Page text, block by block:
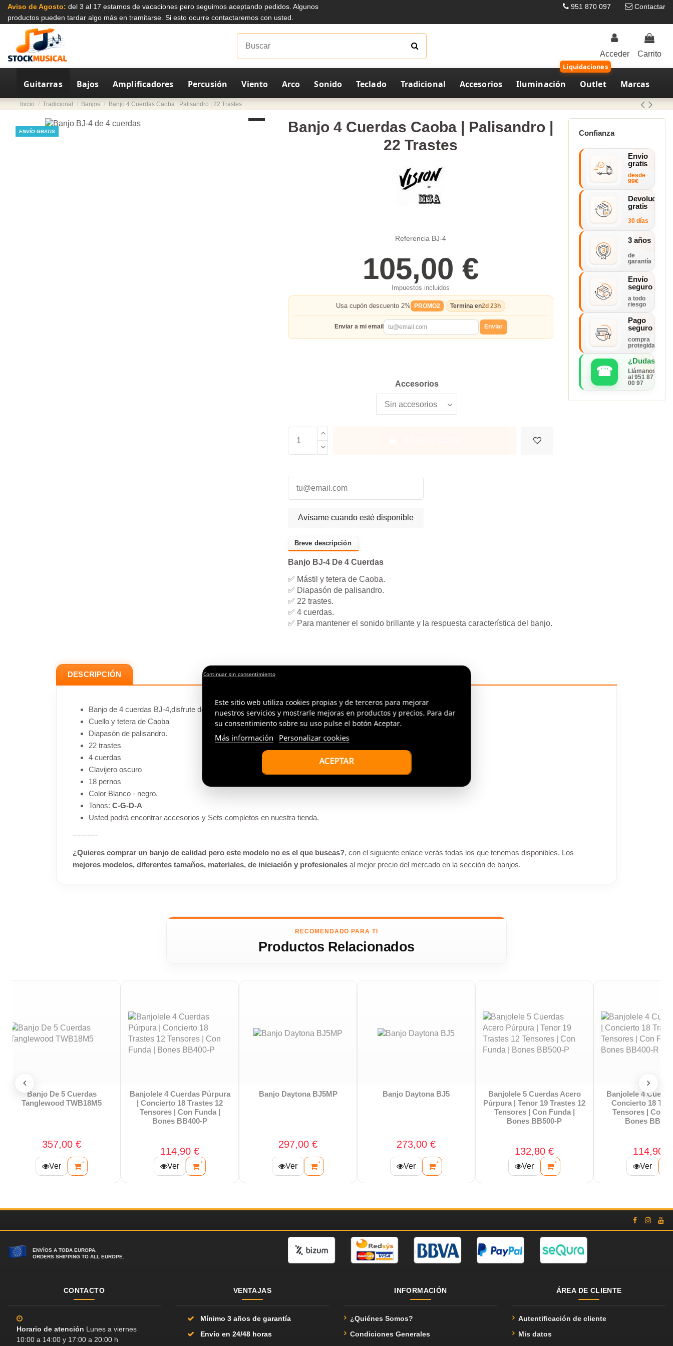
Aviso de Agosto: del 3 al 17 estamos de vacaciones pero seguimos aceptando pedidos. Algunos
productos pueden tardar algo más en tramitarse. Si esto ocurre contactaremos con usted.
951 870 097 Contactar
Acceder Carrito
Guitarras Bajos Amplificadores Percusión Viento Arco Sonido Teclado Tradicional Accesorios Iluminación Outlet
Liquidaciones
Marcas
Inicio Tradicional Banjos Banjo 4 Cuerdas Caoba | Palisandro | 22 Trastes
ENVÍO GRATIS
Banjo 4 Cuerdas Caoba | Palisandro |
22 Trastes
Referencia BJ-4
105,00 €
Impuestos incluidos
Usa cupón descuento 2% PROMO2 Termina en2d 23h
Enviar a mi email Enviar
Accesorios
Banjo BJ-4 De 4 Cuerdas
✅ Mástil y tetera de Caoba.
✅ Diapasón de palisandro.
✅ 22 trastes.
✅ 4 cuerdas.
✅ Para mantener el sonido brillante y la respuesta característica del banjo.
Confianza
Envío
gratis
desde
99€
gratis
30 días
3 años
de
garantía
Envío
seguro
a todo
riesgo
Pago
seguro
compra
protegida
☎
¿Dudas?
Llámanos
al 951 87
00 97
DESCRIPCIÓN
Banjo de 4 cuerdas BJ-4,disfrute de nuestros precios irresistibles!!
Cuello y tetera de Caoba
Diapasón de palisandro.
22 trastes
4 cuerdas
Clavijero oscuro
18 pernos
Color Blanco - negro.
Tonos: C-G-D-A
Usted podrá encontrar accesorios y Sets completos en nuestra tienda.
----------
¿Quieres comprar un banjo de calidad pero este modelo no es el que buscas?, con el siguiente enlace verás todas los que tenemos disponibles. Los
mejores modelos, diferentes tamaños, materiales, de iniciación y profesionales al mejor precio del mercado en la sección de banjos.
RECOMENDADO PARA TI
Productos Relacionados
Banjo Daytona BJ5MP
297,00 €
Ver +
Banjo Daytona BJ5
Ver +
Banjolele 5 Cuerdas Acero
132,80 €
Ver +
Banjolele 4 Cuerdas Rojo |
114,90 €
Ver +
Ortega OBJ950-FMA Banjo 5
Cuerdas
Ver +
Banjo 5 Cuerdas | 24
Tensores Parches
Tucker BJ-25 Folk
Ver +
ENVÍOS A TODA EUROPA.
ORDERS SHIPPING TO ALL EUROPE.
CONTACTO
Horario de atención Lunes a viernes
10:00 a 14:00 y 17:00 a 20:00 h
VENTAJAS
Mínimo 3 años de garantía
Envío en 24/48 horas
INFORMACIÓN
¿Quiénes Somos?
Condiciones Generales
ÁREA DE CLIENTE
Autentificación de cliente
Mis datos
Este sitio web utiliza cookies propias y de terceros para mejorar
nuestros servicios y mostrarle mejoras en productos y precios. Para dar
su consentimiento sobre su uso pulse el botón Aceptar.
Más información Personalizar cookies